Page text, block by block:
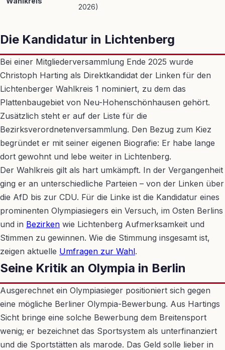
2026)
Die Kandidatur in Lichtenberg
Bei einer Mitgliederversammlung Ende 2025 wurde
Christoph Harting als Direktkandidat der Linken für den
Lichtenberger Wahlkreis 1 nominiert, zu dem das
Plattenbaugebiet von Neu-Hohenschönhausen gehört.
Zusätzlich steht er auf der Liste für die
Bezirksverordnetenversammlung. Den Bezug zum Kiez
begründet er mit seiner eigenen Biografie: Er habe lange
dort gewohnt und lebe weiter in Lichtenberg.
Der Wahlkreis gilt als hart umkämpft. In der Vergangenheit
ging er an unterschiedliche Parteien – von der Linken über
die AfD bis zur CDU. Für die Linke ist die Kandidatur eines
prominenten Olympiasiegers ein Versuch, im Osten Berlins
und in Bezirken wie Lichtenberg Aufmerksamkeit und
Stimmen zu gewinnen. Wie die Stimmung insgesamt ist,
zeigen aktuelle Umfragen zur Wahl.
Seine Kritik an Olympia in Berlin
Ausgerechnet ein Olympiasieger positioniert sich gegen
eine mögliche Berliner Olympia-Bewerbung. Aus Hartings
Sicht bringe eine solche Bewerbung dem Breitensport
wenig; er bezeichnet das Sportsystem als unterfinanziert
und die Sportstätten als marode. Das Geld solle lieber in